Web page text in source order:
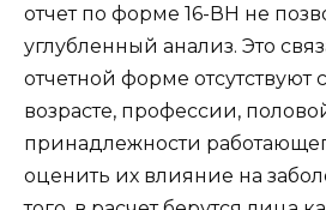
отчет по форме 16-ВН не
углубленный анализ. Это
отчетной форме отсутствуют
возрасте, профессии,
принадлежности
оценить их влияние на